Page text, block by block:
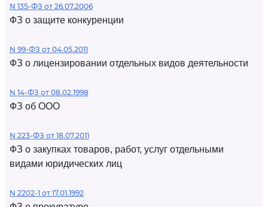
N 135-ФЗ от 26.07.2006
ФЗ о защите конкуренции
N 99-ФЗ от 04.05.2011
ФЗ о лицензировании отдельных видов деятельности
N 14-ФЗ от 08.02.1998
ФЗ об ООО
N 223-ФЗ от 18.07.2011
ФЗ о закупках товаров, работ, услуг отдельными
видами юридических лиц
N 2202-1 от 17.01.1992